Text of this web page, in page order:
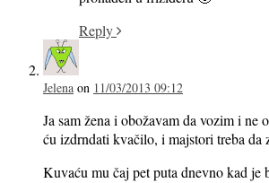
Reply
Jelena on 11/03/2013 09:12
Ja sam žena i obožavam da vozim i ne
ću izdrndati kvačilo, i majstori treba da
Kuvaću mu čaj pet puta dnevno kad je